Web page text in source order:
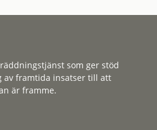
som ger stöd
av framtida insatser till att
är framme.